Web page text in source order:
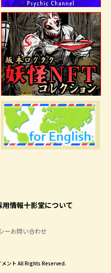
用情報十影堂について
ーお問い合わせ
ント All Rights Reserved.